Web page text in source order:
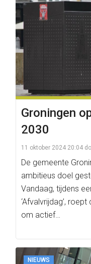
Groningen
2030
11 oktober 2024 20:04
De gemeente
ambitieus doel
Vandaag, tijdens
‘Afvalvrijdag’,
om actief…
NIEUWS